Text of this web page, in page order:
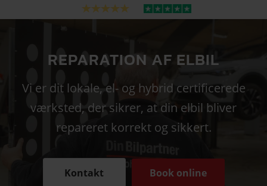
REPARATION AF ELBIL
Vi er dit lokale, el- og hybrid certificerede
værksted, der sikrer, at din elbil bliver
repareret korrekt og sikkert.
Kontakt Book online